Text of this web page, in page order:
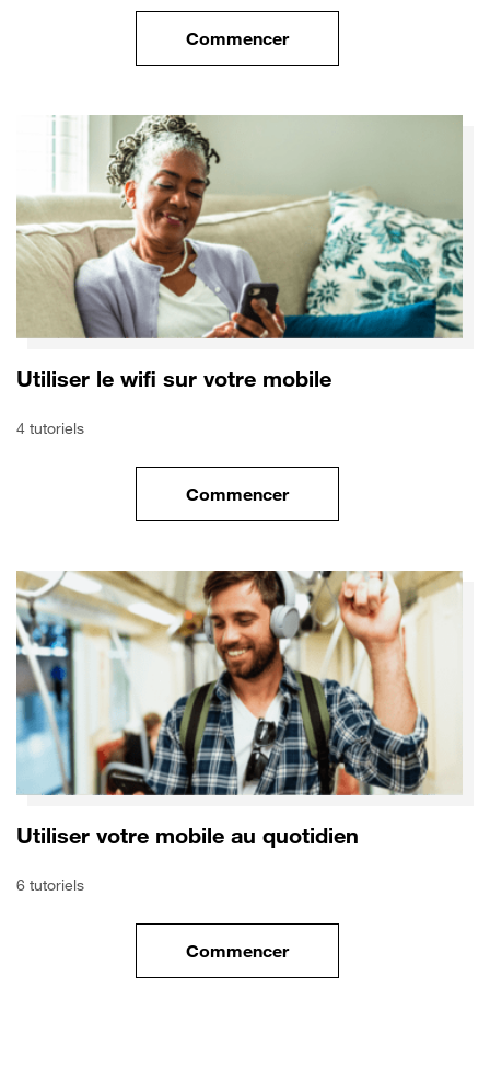
Commencerle tuto pour Sécuriser votre
Utiliser le wifi sur votre mobile
4 tutoriels
Commencerle tuto pour Utiliser le wifi sur
Utiliser votre mobile au quotidien
6 tutoriels
Commencerle tuto pour Utiliser votre